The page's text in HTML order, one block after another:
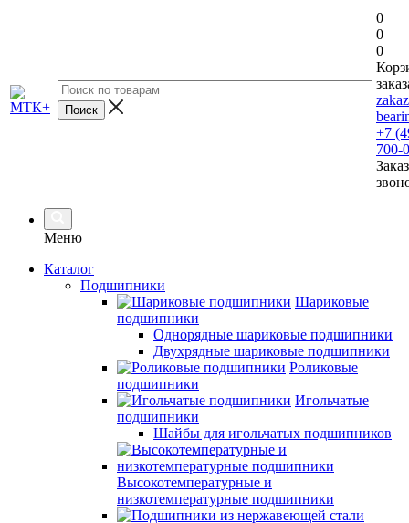
0
0
0
+7
700-
Меню
Каталог
Подшипники
Шариковые
подшипники
Однорядные шариковые подшипники
Двухрядные шариковые подшипники
Роликовые
подшипники
Игольчатые
подшипники
Шайбы для игольчатых подшипников
Высокотемпературные и
низкотемпературные подшипники